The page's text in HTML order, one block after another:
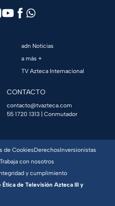
adn Noticias
a más +
TV Azteca Internacional
CONTACTO
contacto@tvazteca.com
55 1720 1313 | Conmutador
de CookiesDerechosInversionistas
con nosotros
y cumplimiento
de Televisión Azteca III y